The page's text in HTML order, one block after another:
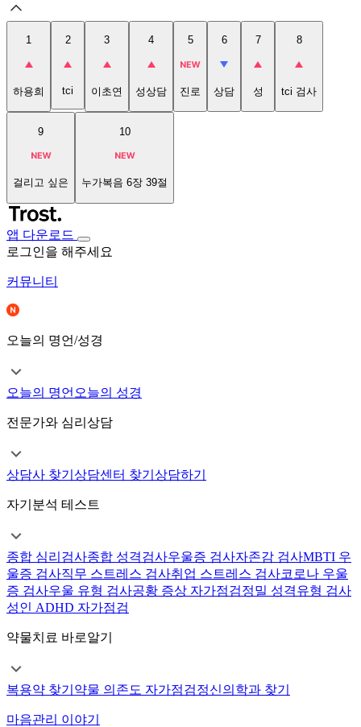
1
하용희
2
tci
3
이초연
4
성상담
5
진로
6
상담
7
성
8
tci 검사
9
걸리고 싶은
10
누가복음 6장 39절
앱 다운로드
로그인을 해주세요
커뮤니티
오늘의 명언/성경
오늘의 명언 오늘의 성경
전문가와 심리상담
상담사 찾기 상담센터 찾기 상담하기
자기분석 테스트
종합 심리검사종합 성격검사우울증 검사자존감 검사MBTI 우
울증 검사직무 스트레스 검사취업 스트레스 검사코로나 우울
증 검사우울 유형 검사공황 증상 자가점검정밀 성격유형 검사
성인 ADHD 자가점검
약물치료 바로알기
복용약 찾기 약물 의존도 자가점검정신의학과 찾기
마음관리 이야기